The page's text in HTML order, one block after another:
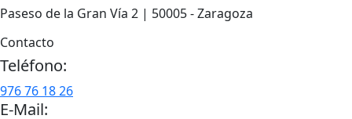
Paseso de la Gran Vía 2 | 50005 - Zaragoza
Contacto
Teléfono:
976 76 18 26
E-Mail: